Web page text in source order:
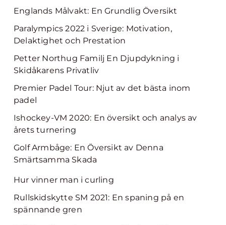
Englands Målvakt: En Grundlig Översikt
Paralympics 2022 i Sverige: Motivation,
Delaktighet och Prestation
Petter Northug Familj En Djupdykning i
Skidåkarens Privatliv
Premier Padel Tour: Njut av det bästa inom
padel
Ishockey-VM 2020: En översikt och analys av
årets turnering
Golf Armbåge: En Översikt av Denna
Smärtsamma Skada
Hur vinner man i curling
Rullskidskytte SM 2021: En spaning på en
spännande gren